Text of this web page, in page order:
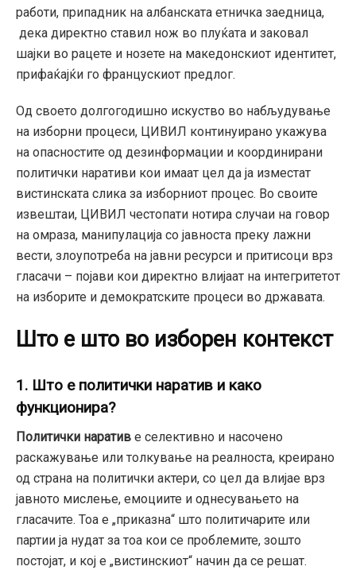
работи, припадник на албанската етничка заедница,
дека директно ставил нож во плуќата и заковал
шајки во рацете и нозете на македонскиот идентитет,
прифаќајќи го францускиот предлог.
Од своето долгогодишно искуство во набљудување
на изборни процеси, ЦИВИЛ континуирано укажува
на опасностите од дезинформации и координирани
политички наративи кои имаат цел да ја изместат
вистинската слика за изборниот процес. Во своите
извештаи, ЦИВИЛ честопати нотира случаи на говор
на омраза, манипулација со јавноста преку лажни
вести, злоупотреба на јавни ресурси и притисоци врз
гласачи – појави кои директно влијаат на интегритетот
на изборите и демократските процеси во државата.
Што е што во изборен контекст
1. Што е политички наратив и како
функционира?
Политички наратив е селективно и насочено
раскажување или толкување на реалноста, креирано
од страна на политички актери, со цел да влијае врз
јавното мислење, емоциите и однесувањето на
гласачите. Тоа е „приказна“ што политичарите или
партии ја нудат за тоа кои се проблемите, зошто
постојат, и кој е „вистинскиот“ начин да се решат.